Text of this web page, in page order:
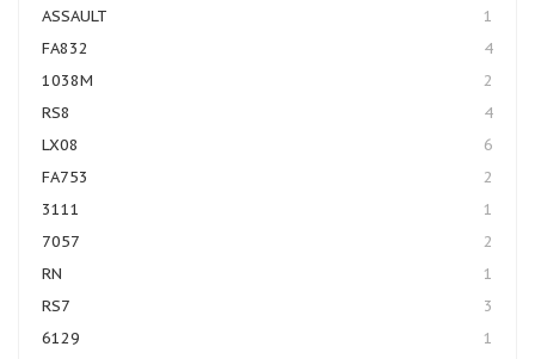
ASSAULT
1
FA832
4
1038M
2
RS8
4
LX08
6
FA753
2
3111
1
7057
2
RN
1
RS7
3
6129
1